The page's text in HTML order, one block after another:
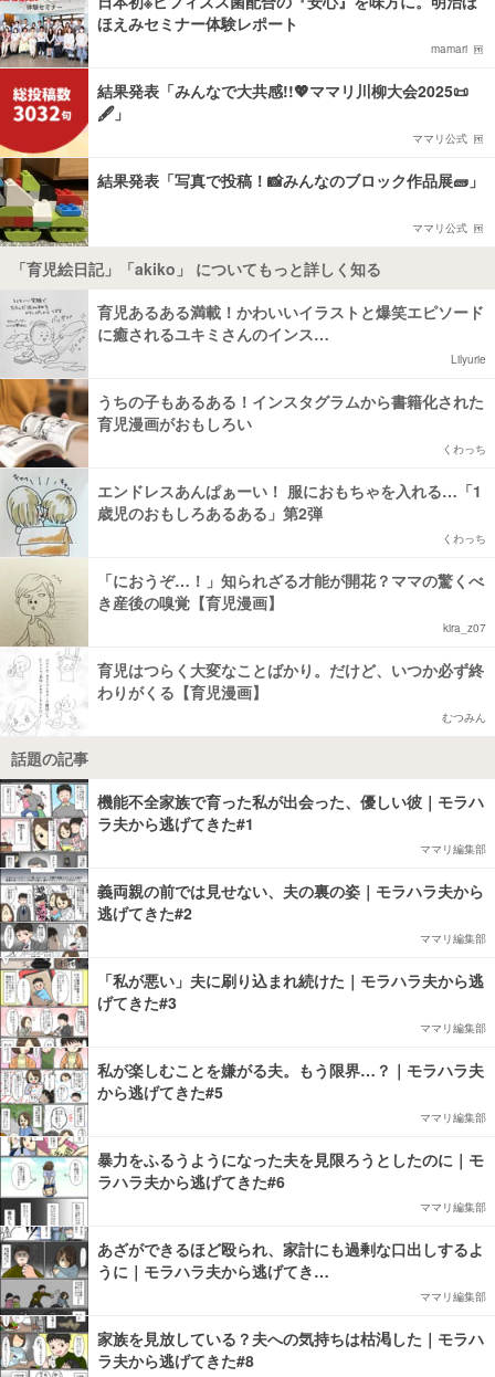
ほえみセミナー体験レポート
mamari
結果発表「みんなで大共感!!💖ママリ川柳大会2025📜
🖋️」
ママリ公式
結果発表「写真で投稿！📸みんなのブロック作品展🧱」
ママリ公式
「育児絵日記」「akiko」 についてもっと詳しく知る
育児あるある満載！かわいいイラストと爆笑エピソード
に癒されるユキミさんのインス…
Lilyurie
うちの子もあるある！インスタグラムから書籍化された
育児漫画がおもしろい
くわっち
エンドレスあんぱぁーい！ 服におもちゃを入れる…「1
歳児のおもしろあるある」第2弾
くわっち
「におうぞ…！」知られざる才能が開花？ママの驚くべ
き産後の嗅覚【育児漫画】
kira_z07
育児はつらく大変なことばかり。だけど、いつか必ず終
わりがくる【育児漫画】
むつみん
話題の記事
機能不全家族で育った私が出会った、優しい彼｜モラハ
ラ夫から逃げてきた#1
ママリ編集部
義両親の前では見せない、夫の裏の姿｜モラハラ夫から
逃げてきた#2
ママリ編集部
「私が悪い」夫に刷り込まれ続けた｜モラハラ夫から逃
げてきた#3
ママリ編集部
私が楽しむことを嫌がる夫。もう限界…？｜モラハラ夫
から逃げてきた#5
ママリ編集部
暴力をふるうようになった夫を見限ろうとしたのに｜モ
ラハラ夫から逃げてきた#6
ママリ編集部
あざができるほど殴られ、家計にも過剰な口出しするよ
うに｜モラハラ夫から逃げてき…
ママリ編集部
家族を見放している？夫への気持ちは枯渇した｜モラハ
ラ夫から逃げてきた#8